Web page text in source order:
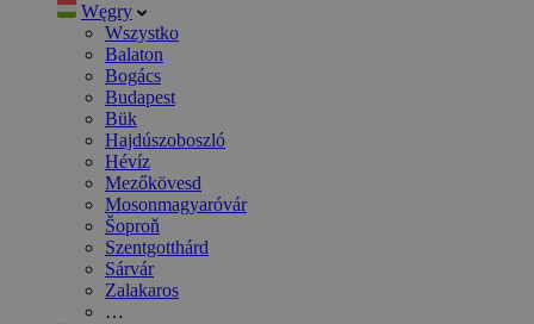
Węgry
Wszystko
Balaton
Bogács
Budapest
Bük
Hajdúszoboszló
Hévíz
Mezőkövesd
Mosonmagyaróvár
Šoproň
Szentgotthárd
Sárvár
Zalakaros
…